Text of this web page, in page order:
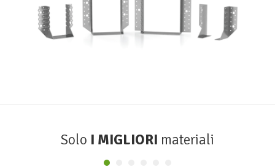
ROTHOBLAAS
Solo I MIGLIORI materiali